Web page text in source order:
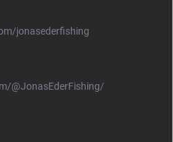
jonasederfishing
@JonasEderFishing/